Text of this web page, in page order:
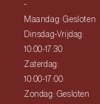
-
Maandag: Gesloten
Dinsdag-Vrijdag:
10:00-17:30
Zaterdag:
10:00-17:00
Zondag: Gesloten